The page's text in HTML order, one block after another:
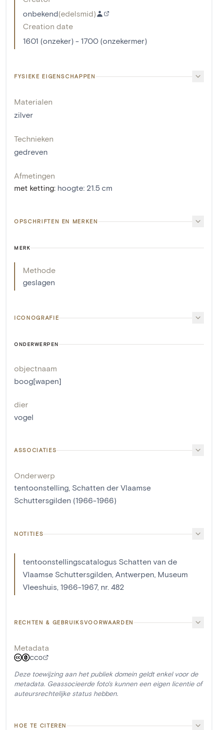
onbekend(edelsmid)
Creation date
1601 (onzeker) - 1700 (onzekermer)
FYSIEKE EIGENSCHAPPEN
Materialen
zilver
Technieken
gedreven
Afmetingen
met ketting: hoogte: 21.5 cm
OPSCHRIFTEN EN MERKEN
MERK
Methode
geslagen
ICONOGRAFIE
ONDERWERPEN
objectnaam
boog[wapen]
dier
vogel
ASSOCIATIES
Onderwerp
tentoonstelling, Schatten der Vlaamse
Schuttersgilden (1966-1966)
NOTITIES
tentoonstellingscatalogus Schatten van de
Vlaamse Schuttersgilden, Antwerpen, Museum
Vleeshuis, 1966-1967, nr. 482
RECHTEN & GEBRUIKSVOORWAARDEN
Metadata
CC0
Deze toewijzing aan het publiek domein geldt enkel voor de
metadata. Geassocieerde foto's kunnen een eigen licentie of
auteursrechtelijke status hebben.
HOE TE CITEREN